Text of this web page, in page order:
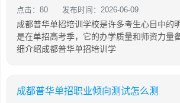
点击：80 发布时间：2026-06-09
成都普华单招培训学校是许多考生心目中的
是在单招高考季，它的办学质量和师资力量
细介绍成都普华单招培训学
成都普华单招职业倾向测试怎么测